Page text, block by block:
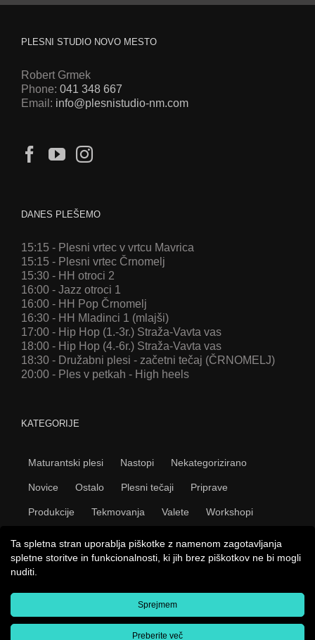
PLESNI STUDIO NOVO MESTO
Robert Grmek
Phone: 041 348 667
Email: info@plesnistudio-nm.com
DANES PLEŠEMO
15:15 - Plesni vrtec v vrtcu Mavrica
15:15 - Plesni vrtec Črnomelj
15:30 - HH otroci 2
16:00 - Jazz otroci 1
16:00 - HH Pop Črnomelj
16:30 - HH Mladinci 1 (mlajši)
17:00 - Hip Hop (1.-3r.) Straža-Vavta vas
18:00 - Hip Hop (4.-6r.) Straža-Vavta vas
18:30 - Družabni plesi - začetni tečaj (ČRNOMELJ)
20:00 - Ples v petkah - High heels
KATEGORIJE
Maturantski plesi Nastopi Nekategorizirano
Novice Ostalo Plesni tečaji Priprave
Produkcije Tekmovanja Valete Workshopi
pridržane |Splošni pogoji|Pravno obvestilo|E-prijavnica|
Amarookreativne spletne storitve
Ta spletna stran uporablja piškotke z namenom zagotavljanja
spletne storitve in funkcionalnosti, ki jih brez piškotkov ne bi mogli
nuditi.
Sprejmem
Preberite več